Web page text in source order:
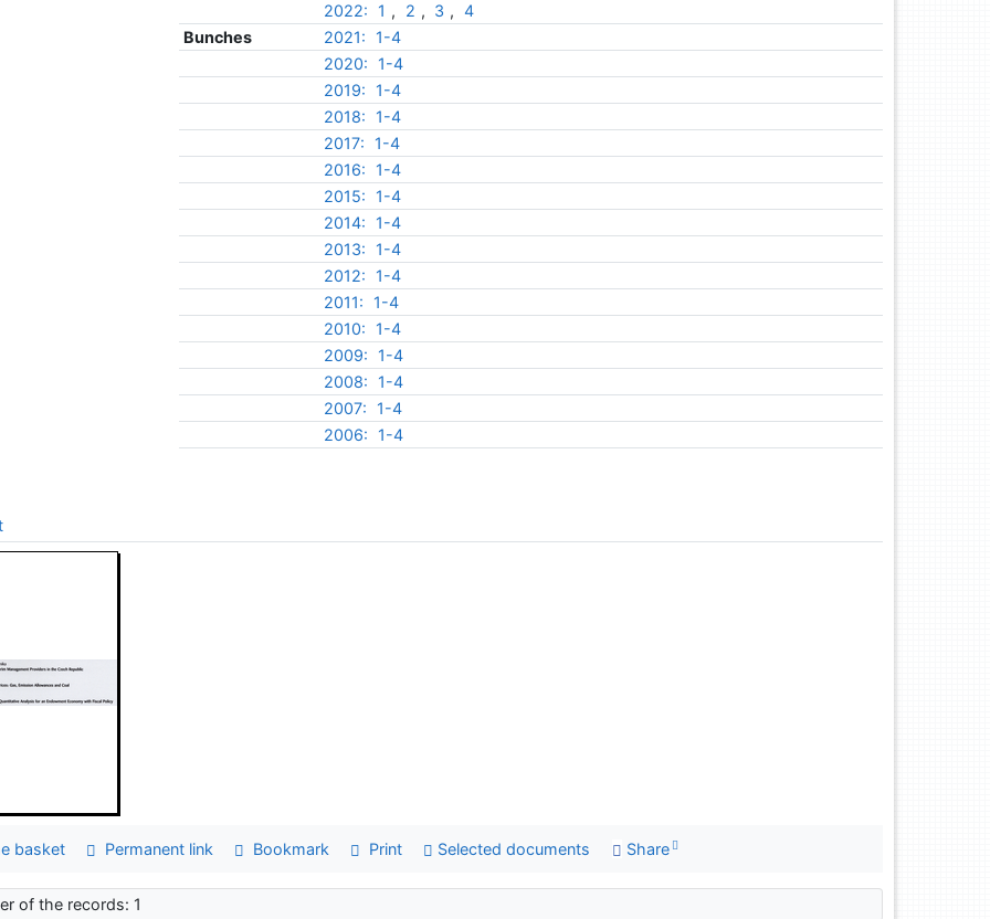
2022:
1 , 2 , 3 , 4
Bunches
2021:
1-4
2020:
1-4
2019:
1-4
2018:
1-4
2017:
1-4
2016:
1-4
2015:
1-4
2014:
1-4
2013:
1-4
2012:
1-4
2011:
1-4
2010:
1-4
2009:
1-4
2008:
1-4
2007:
1-4
2006:
1-4
basket Permanent link Bookmark Print Selected documents Share
of the records: 1